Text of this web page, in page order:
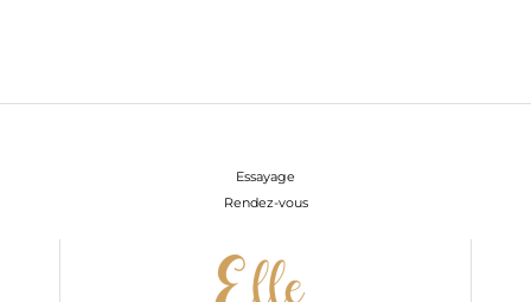
Essayage
Rendez-vous